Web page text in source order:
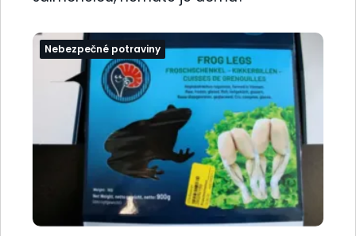
Nebezpečné potraviny